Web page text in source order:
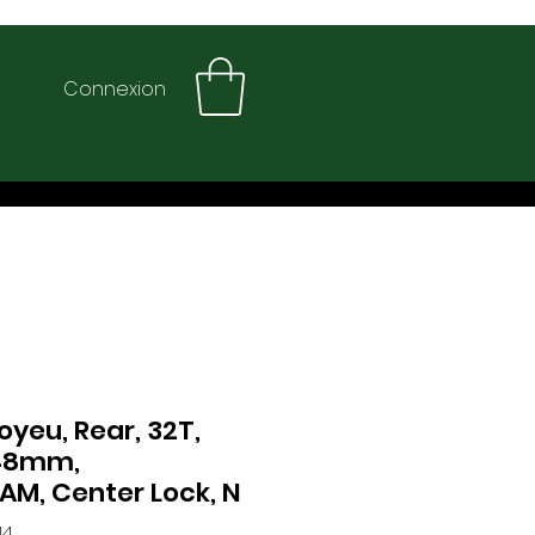
Connexion
Rear, 32T,
Center Lock, N